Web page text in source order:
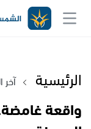
الرئيسية آخر
واقعة